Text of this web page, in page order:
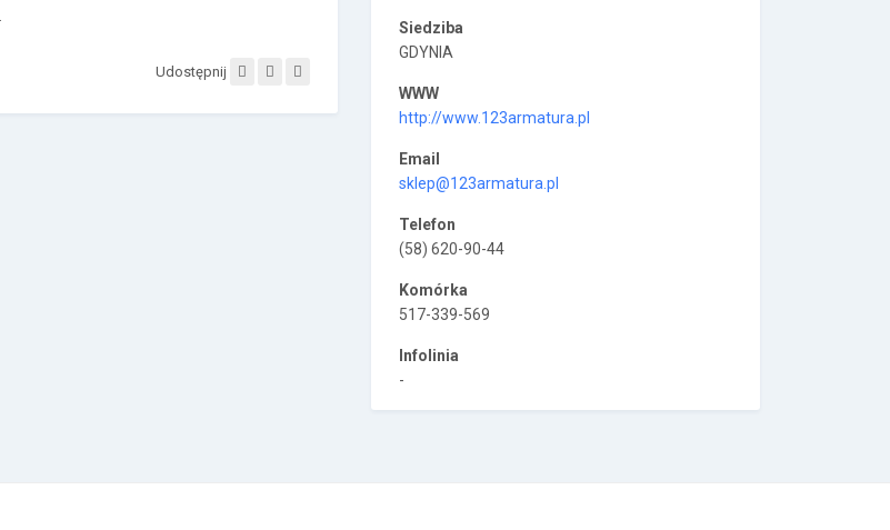
Udostępnij
Siedziba
GDYNIA
WWW
http://www.123armatura.pl
Email
sklep@123armatura.pl
Telefon
(58) 620-90-44
Komórka
517-339-569
Infolinia
-